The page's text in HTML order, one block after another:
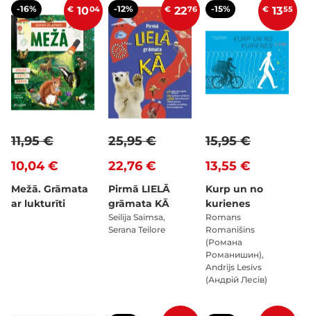
-16% € 1004
10,04 €
11,95 €
Mežā. Grāmata
ar lukturīti
-12% € 2276
22,76 €
25,95 €
Pirmā LIELĀ
grāmata KĀ
Seilija Saimsa,
Serana Teilore
-15% € 1355
13,55 €
15,95 €
Kurp un no
kurienes
Romans
Romanišins
(Романа
Романишин),
Andrijs Lesivs
(Андрій Лесів)